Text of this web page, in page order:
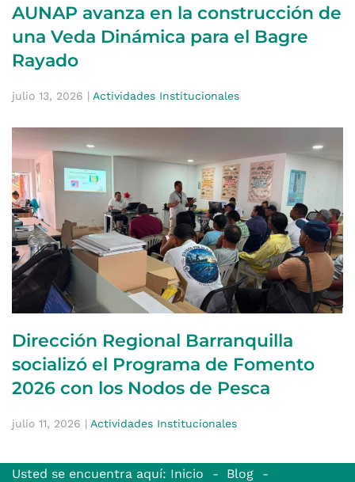
AUNAP avanza en la construcción de
una Veda Dinámica para el Bagre
Rayado
julio 13, 2026 | Actividades Institucionales
Dirección Regional Barranquilla
socializó el Programa de Fomento
2026 con los Nodos de Pesca
julio 11, 2026 | Actividades Institucionales
Usted se encuentra aquí: Inicio Blog